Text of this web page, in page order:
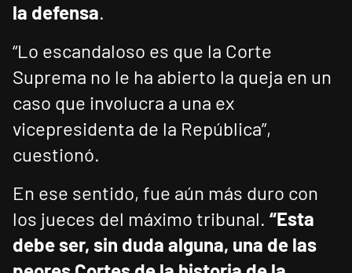
la defensa.
“Lo escandaloso es que la Corte
Suprema no le ha abierto la queja en un
caso que involucra a una ex
vicepresidenta de la República”,
cuestionó.
En ese sentido, fue aún más duro con
los jueces del máximo tribunal. “Esta
debe ser, sin duda alguna, una de las